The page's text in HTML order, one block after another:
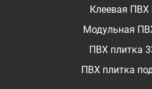
Клеевая ПВХ
Модульная
ПВХ плитка
ПВХ плитка